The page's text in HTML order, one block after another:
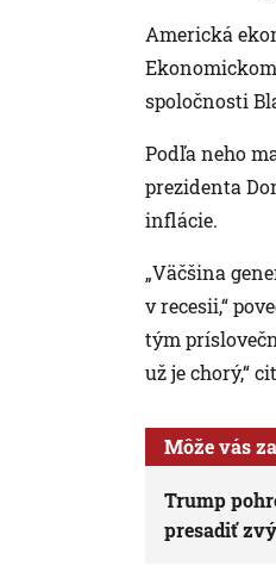
Americká
spoločnosti
Podľa neho
prezidenta
inflácie.
„Väčšina
v recesii,“
tým
už je chorý,“
Môže vás
Trump
presadiť